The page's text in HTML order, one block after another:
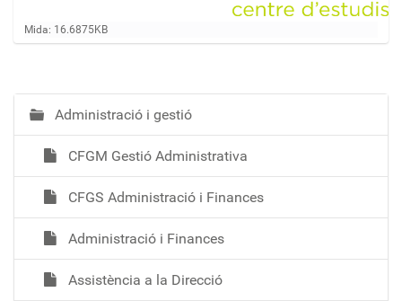
Feu clic per a visualitzar la imatge a mida completa…
Mida: 16.6875KB
N
a
e
a
Administració i gestió
CFGM Gestió Administrativa
CFGS Administració i Finances
Administració i Finances
Assistència a la Direcció